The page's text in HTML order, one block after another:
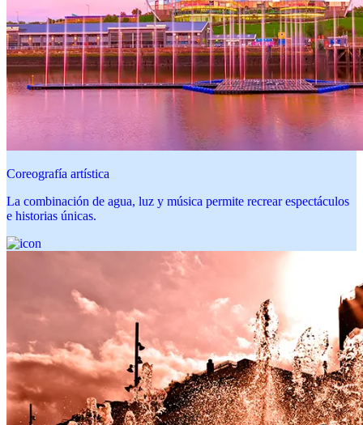
Coreografía artística
La combinación de agua, luz y música permite recrear espectáculos
e historias únicas.